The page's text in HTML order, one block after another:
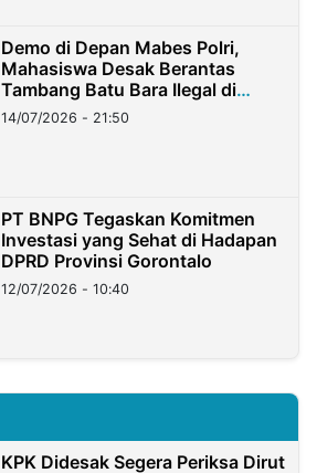
Demo di Depan Mabes Polri,
Mahasiswa Desak Berantas
Tambang Batu Bara Ilegal di
Lampung
14/07/2026 - 21:50
PT BNPG Tegaskan Komitmen
Investasi yang Sehat di Hadapan
DPRD Provinsi Gorontalo
12/07/2026 - 10:40
KPK Didesak Segera Periksa Dirut